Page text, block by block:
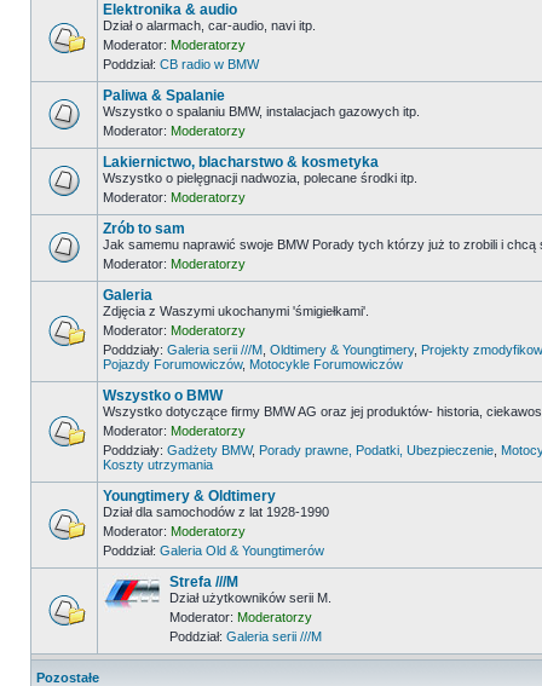
Elektronika & audio
Dział o alarmach, car-audio, navi itp.
Moderator: Moderatorzy
Poddział: CB radio w BMW
Paliwa & Spalanie
Wszystko o spalaniu BMW, instalacjach gazowych itp.
Moderator: Moderatorzy
Lakiernictwo, blacharstwo & kosmetyka
Wszystko o pielęgnacji nadwozia, polecane środki itp.
Moderator: Moderatorzy
Zrób to sam
Jak samemu naprawić swoje BMW Porady tych którzy już to zrobili i
Moderator: Moderatorzy
Galeria
Zdjęcia z Waszymi ukochanymi 'śmigiełkami'.
Moderator: Moderatorzy
Poddziały: Galeria serii ///M Oldtimery & Youngtimery, Projekty
Pojazdy Forumowiczów, Motocykle Forumowiczów
Wszystko o BMW
Wszystko dotyczące firmy BMW AG oraz jej produktów- historia,
Moderator: Moderatorzy
Poddziały: Gadżety BMW, Porady prawne, Podatki, Ubezpieczenie
Koszty utrzymania
Youngtimery & Oldtimery
Dział dla samochodów z lat 1928-1990
Moderator: Moderatorzy
Poddział: Galeria Old & Youngtimerów
Strefa ///M
Dział użytkowników serii M.
Moderator: Moderatorzy
Poddział: Galeria serii ///M
Pozostałe